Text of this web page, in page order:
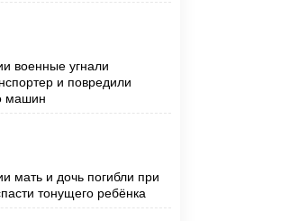
военные угнали
и повредили
машин
мать и дочь погибли при
тонущего ребёнка